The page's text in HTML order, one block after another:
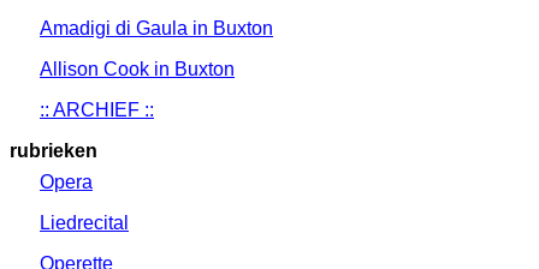
Amadigi di Gaula in Buxton
Allison Cook in Buxton
:: ARCHIEF ::
rubrieken
Opera
Liedrecital
Operette